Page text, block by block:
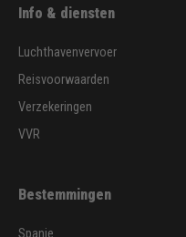
Info & diensten
Luchthavenvervoer
Reisvoorwaarden
Verzekeringen
VVR
Bestemmingen
Spanje